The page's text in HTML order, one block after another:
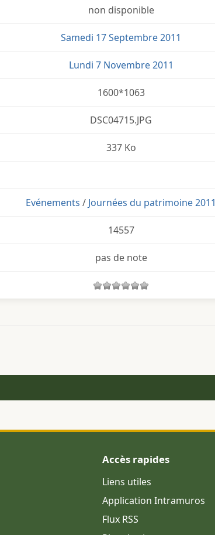
non disponible
Samedi 17 Septembre 2011
Lundi 7 Novembre 2011
1600*1063
DSC04715.JPG
337 Ko
Evénements / Journées du patrimoine 2011
14557
pas de note
Accès rapides
Liens utiles
Application Intramuros
Flux RSS